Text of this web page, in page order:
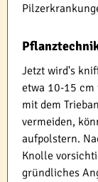
Jetzt wird's
etwa 10-15 cm
mit dem
vermeiden,
aufpolstern.
Knolle
gründliches